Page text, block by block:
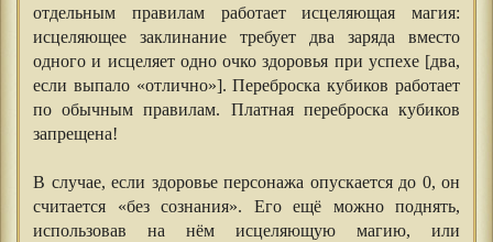
отдельным правилам работает исцеляющая магия:
исцеляющее заклинание требует два заряда вместо
одного и исцеляет одно очко здоровья при успехе [два,
если выпало «отлично»]. Переброска кубиков работает
по обычным правилам. Платная переброска кубиков
запрещена!
В случае, если здоровье персонажа опускается до 0, он
считается «без сознания». Его ещё можно поднять,
использовав на нём исцеляющую магию, или